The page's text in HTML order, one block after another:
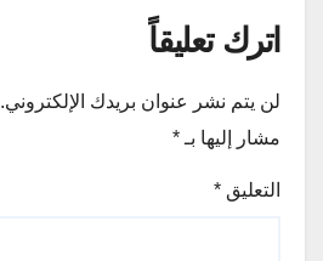
اترك تعليقاً
لن يتم نشر عنوان بريدك الإلكتروني.
مشار إليها بـ *
التعليق *